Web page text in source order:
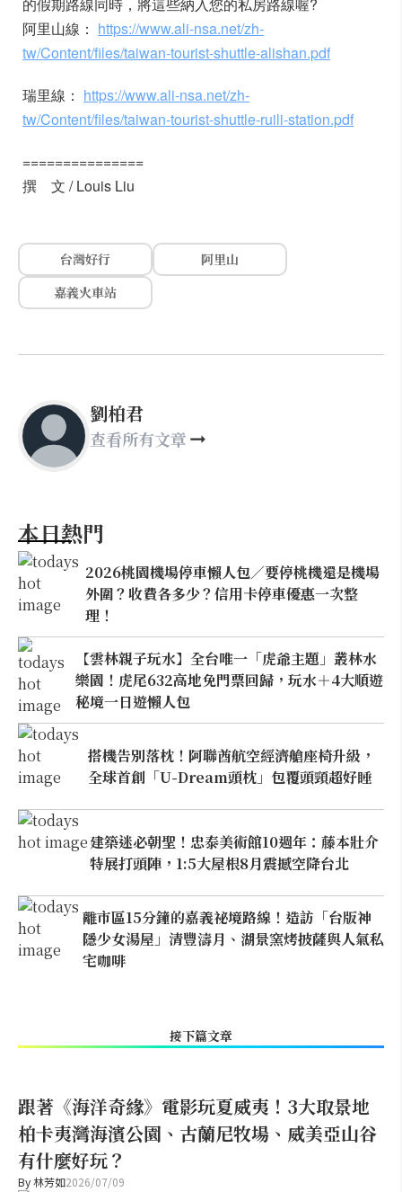
阿里山線： https://www.ali-nsa.net/zh-
tw/Content/files/taiwan-tourist-shuttle-alishan.pdf
瑞里線： https://www.ali-nsa.net/zh-
tw/Content/files/taiwan-tourist-shuttle-ruili-station.pdf
===============
撰 文 / Louis Liu
台灣好行
阿里山
嘉義火車站
劉柏君
查看所有文章
本日熱門
2026桃園機場停車懶人包／要停桃機還是機場
外圍？收費各多少？信用卡停車優惠一次整
理！
【雲林親子玩水】全台唯一「虎爺主題」叢林水
樂園！虎尾632高地免門票回歸，玩水＋4大順遊
秘境一日遊懶人包
搭機告別落枕！阿聯酋航空經濟艙座椅升級，
全球首創「U-Dream頭枕」包覆頭頸超好睡
建築迷必朝聖！忠泰美術館10週年：藤本壯介
特展打頭陣，1:5大屋根8月震撼空降台北
離市區15分鐘的嘉義祕境路線！造訪「台版神
隱少女湯屋」清豐濤月、湖景窯烤披薩與人氣私
宅咖啡
接下篇文章
跟著《海洋奇緣》電影玩夏威夷！3大取景地
柏卡夷灣海濱公園、古蘭尼牧場、威美亞山谷
有什麼好玩？
By林芳如2026/07/09